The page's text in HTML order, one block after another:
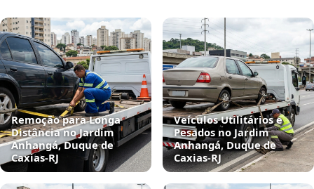
Remoção para Longa
Distância no Jardim
Anhangá, Duque de
Caxias‑RJ
Veículos Utilitários e
Pesados no Jardim
Anhangá, Duque de
Caxias‑RJ